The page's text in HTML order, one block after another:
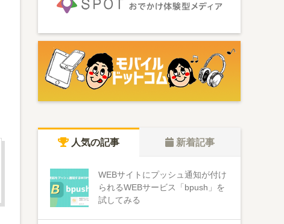
人気の記事 新着記事
WEBサイトにプッシュ通知が付け
られるWEBサービス「bpush」を
試してみる